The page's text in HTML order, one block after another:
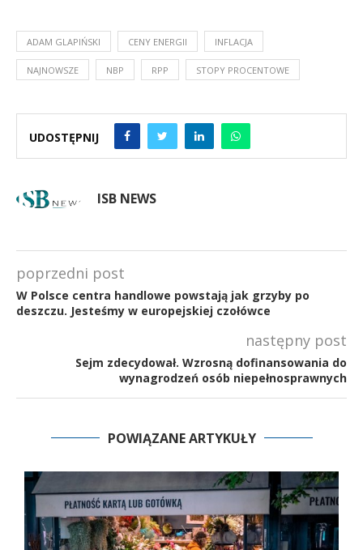
ADAM GLAPIŃSKI CENY ENERGII INFLACJA
NAJNOWSZE NBP RPP STOPY PROCENTOWE
UDOSTĘPNIJ
ISB NEWS
poprzedni post
W Polsce centra handlowe powstają jak grzyby po
deszczu. Jesteśmy w europejskiej czołówce
następny post
Sejm zdecydował. Wzrosną dofinansowania do
wynagrodzeń osób niepełnosprawnych
POWIĄZANE ARTYKUŁY